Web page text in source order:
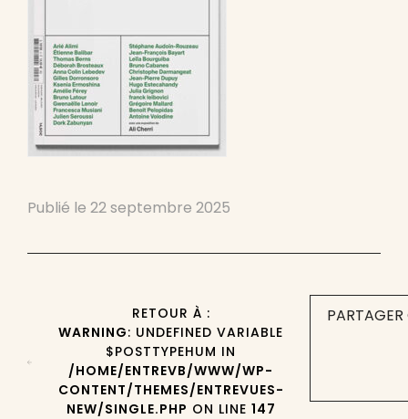
Publié le 22 septembre 2025
RETOUR À :
WARNING: UNDEFINED VARIABLE
$POSTTYPEHUM IN
/HOME/ENTREVB/WWW/WP-
CONTENT/THEMES/ENTREVUES-
NEW/SINGLE.PHP ON LINE 147